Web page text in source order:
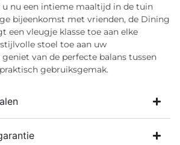
nu een intieme maaltijd in de tuin
bijeenkomst met vrienden, de Dining
een vleugje klasse toe aan elke
stoel toe aan uw
van de perfecte balans tussen
gebruiksgemak.